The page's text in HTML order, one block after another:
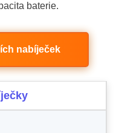
baterie.
nabíječek